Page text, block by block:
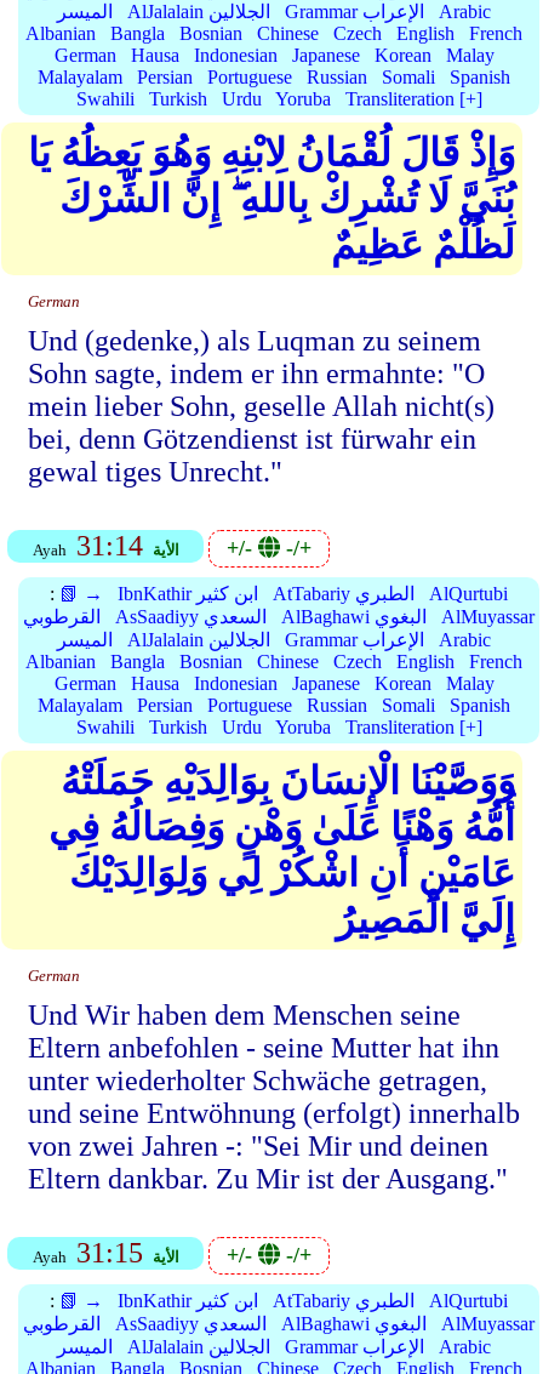
الميسر
AlJalalain الجلالين Grammar الإعراب
Arabic
Albanian
Bangla Bosnian Chinese Czech English
French
German
Hausa Indonesian Japanese Korean
Malay
Malayalam
Persian Portuguese Russian Somali
Spanish
Swahili
Turkish Urdu Yoruba Transliteration [+]
وَإِذْ قَالَ لُقْمَانُ لِابْنِهِ وَهُوَ يَعِظُهُ يَا
بُنَيَّ لَا تُشْرِكْ بِاللهِ ۖ إِنَّ الشِّرْكَ
لَظُلْمٌ عَظِيمٌ
German
Und (gedenke,) als Luqman zu seinem
Sohn sagte, indem er ihn ermahnte: "O
mein lieber Sohn, geselle Allah nicht(s)
bei, denn Götzendienst ist fürwahr ein
gewal tiges Unrecht."
Ayah 31:14 الأية +/- -/+
: 📗 → IbnKathir ابن كثير AtTabariy الطبري
AlQurtubi
القرطوبي
AsSaadiyy السعدي AlBaghawi البغوي
AlMuyassar
الميسر
AlJalalain الجلالين Grammar الإعراب
Arabic
Albanian
Bangla Bosnian Chinese Czech English
French
German
Hausa Indonesian Japanese Korean
Malay
Malayalam
Persian Portuguese Russian Somali
Spanish
Swahili
Turkish Urdu Yoruba Transliteration [+]
وَوَصَّيْنَا الْإِنسَانَ بِوَالِدَيْهِ حَمَلَتْهُ
أُمُّهُ وَهْنًا عَلَىٰ وَهْنٍ وَفِصَالُهُ فِي
عَامَيْنِ أَنِ اشْكُرْ لِي وَلِوَالِدَيْكَ
إِلَيَّ الْمَصِيرُ
German
Und Wir haben dem Menschen seine
Eltern anbefohlen - seine Mutter hat ihn
unter wiederholter Schwäche getragen,
und seine Entwöhnung (erfolgt) innerhalb
von zwei Jahren -: "Sei Mir und deinen
Eltern dankbar. Zu Mir ist der Ausgang."
Ayah 31:15 الأية +/- -/+
: 📗 → IbnKathir ابن كثير AtTabariy الطبري
AlQurtubi
القرطوبي
AsSaadiyy السعدي AlBaghawi البغوي
AlMuyassar
الميسر
AlJalalain الجلالين Grammar الإعراب
Arabic
Albanian
Bangla Bosnian Chinese Czech English French